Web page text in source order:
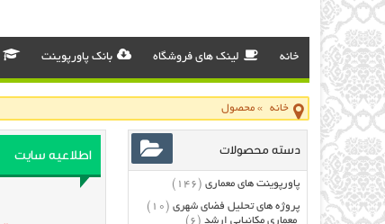
خانه لینک های فروشگاه بانک پاورپوینت
خانه »محصول
اطلاعیه سایت دسته محصولات
پاورپوینت های معماری (146)
پروژه های تحلیل فضای شهری (10)
معماری مکانیابی ارشد (6)